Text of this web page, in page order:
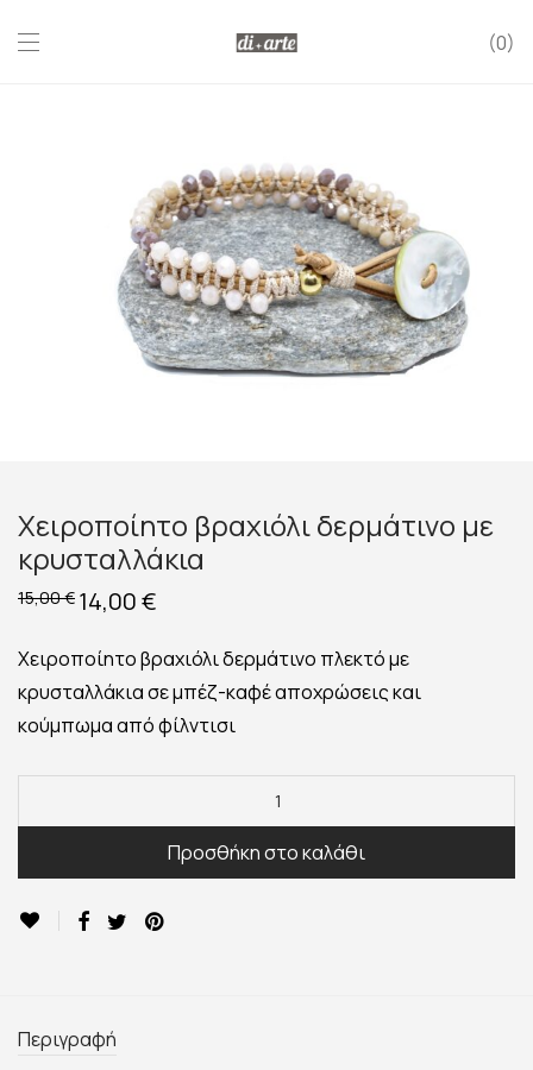
0
Χειροποίητο βραχιόλι δερμάτινο με
κρυσταλλάκια
15,00€ Original
price
15,00 €.
14,00€
είναι:
14,00 €.
Χειροποίητο βραχιόλι δερμάτινο πλεκτό με
κρυσταλλάκια σε μπέζ-καφέ αποχρώσεις και
κούμπωμα από φίλντισι
Προσθήκη στο καλάθι
Περιγραφή